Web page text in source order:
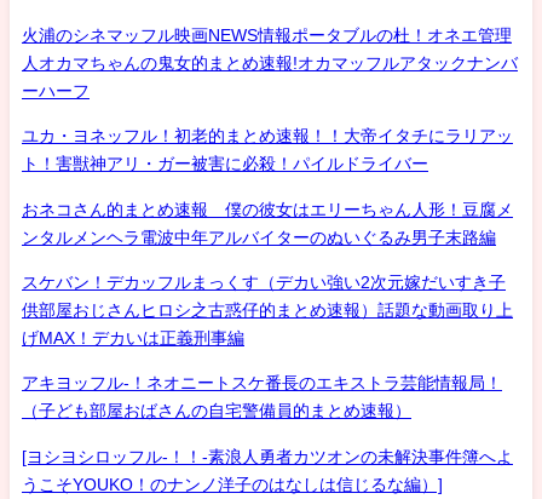
火浦のシネマッフル映画NEWS情報ポータブルの杜！オネエ管理
人オカマちゃんの鬼女的まとめ速報!オカマッフルアタックナンバ
ーハーフ
ユカ・ヨネッフル！初老的まとめ速報！！大帝イタチにラリアッ
ト！害獣神アリ・ガー被害に必殺！パイルドライバー
おネコさん的まとめ速報 僕の彼女はエリーちゃん人形！豆腐メ
ンタルメンヘラ電波中年アルバイターのぬいぐるみ男子末路編
スケバン！デカッフルまっくす（デカい強い2次元嫁だいすき子
供部屋おじさんヒロシ之古惑仔的まとめ速報）話題な動画取り上
げMAX！デカいは正義刑事編
アキヨッフル-！ネオニートスケ番長のエキストラ芸能情報局！
（子ども部屋おばさんの自宅警備員的まとめ速報）
[ヨシヨシロッフル-！！-素浪人勇者カツオンの未解決事件簿へよ
うこそYOUKO！のナンノ洋子のはなしは信じるな編）]